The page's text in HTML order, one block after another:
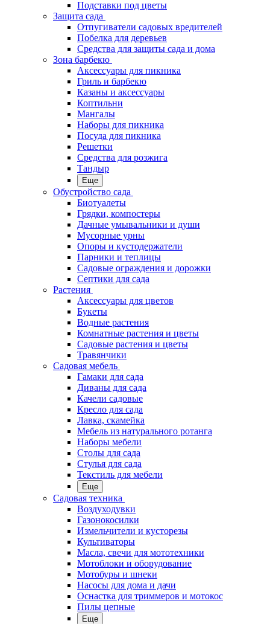
Подставки под цветы
Защита сада
Отпугиватели садовых вредителей
Побелка для деревьев
Средства для защиты сада и дома
Зона барбекю
Аксессуары для пикника
Гриль и барбекю
Казаны и аксессуары
Коптильни
Мангалы
Наборы для пикника
Посуда для пикника
Решетки
Средства для розжига
Тандыр
Еще
Обустройство сада
Биотуалеты
Грядки, компостеры
Дачные умывальники и души
Мусорные урны
Опоры и кустодержатели
Парники и теплицы
Садовые ограждения и дорожки
Септики для сада
Растения
Аксессуары для цветов
Букеты
Водные растения
Комнатные растения и цветы
Садовые растения и цветы
Травянчики
Садовая мебель
Гамаки для сада
Диваны для сада
Качели садовые
Кресло для сада
Лавка, скамейка
Мебель из натурального ротанга
Наборы мебели
Столы для сада
Стулья для сада
Текстиль для мебели
Еще
Садовая техника
Воздуходувки
Газонокосилки
Измельчители и кусторезы
Культиваторы
Масла, свечи для мототехники
Мотоблоки и оборудование
Мотобуры и шнеки
Насосы для дома и дачи
Оснастка для триммеров и мотокос
Пилы цепные
Еще